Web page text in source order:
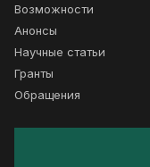
Возможности
Анонсы
Научные статьи
Гранты
Обращения